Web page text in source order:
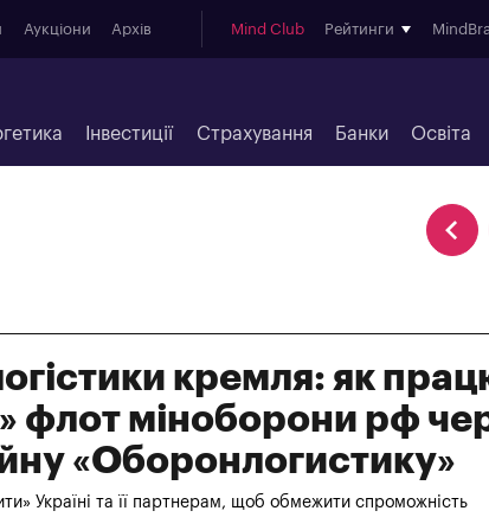
Аукціони Архів Mind Club Рейтинги
Інвестиції Страхування Банки Освіта
кремля: як
флот міноборони рф
«Оборонлогистику»
Україні та її партнерам, щоб обмежити спроможність